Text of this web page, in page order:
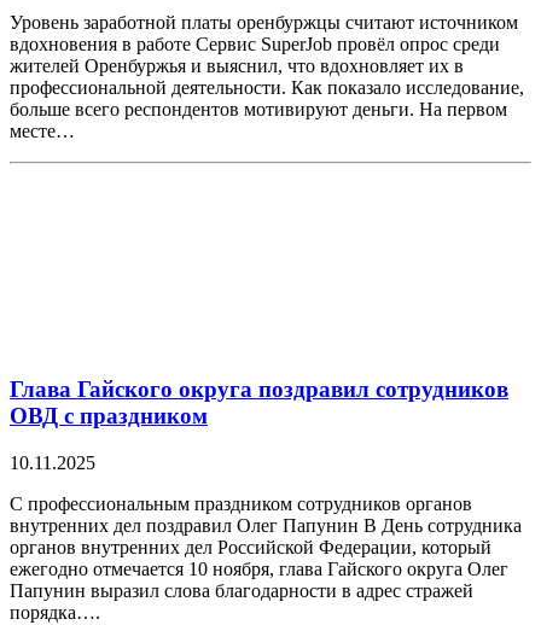
Уровень заработной платы оренбуржцы считают источником
вдохновения в работе Сервис SuperJob провёл опрос среди
жителей Оренбуржья и выяснил, что вдохновляет их в
профессиональной деятельности. Как показало исследование,
больше всего респондентов мотивируют деньги. На первом
месте…
Глава Гайского округа поздравил сотрудников
ОВД с праздником
10.11.2025
С профессиональным праздником сотрудников органов
внутренних дел поздравил Олег Папунин В День сотрудника
органов внутренних дел Российской Федерации, который
ежегодно отмечается 10 ноября, глава Гайского округа Олег
Папунин выразил слова благодарности в адрес стражей
порядка….